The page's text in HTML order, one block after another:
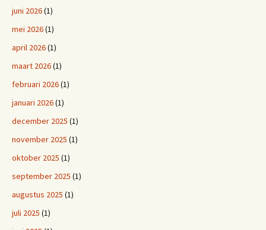
juni 2026(1)
mei 2026(1)
april 2026(1)
maart 2026(1)
februari 2026(1)
januari 2026(1)
december 2025 (1)
november 2025 (1)
oktober 2025 (1)
september 2025 (1)
augustus 2025 (1)
juli 2025 (1)